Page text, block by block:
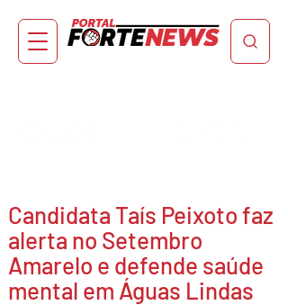
Candidata Taís Peixoto faz
alerta no Setembro
Amarelo e defende saúde
mental em Águas Lindas